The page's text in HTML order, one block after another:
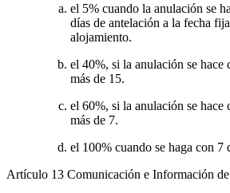
el 5% cuando la anulación se
días de antelación a la fecha
alojamiento.
el 40%, si la anulación se hace
más de 15.
el 60%, si la anulación se hace
más de 7.
el 100% cuando se haga con 7
Artículo 13 Comunicación e Información